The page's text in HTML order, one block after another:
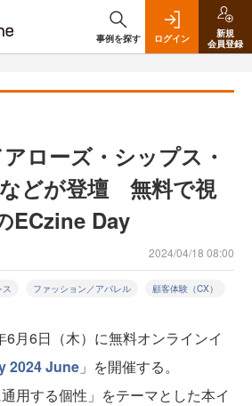
事例を探す ログイン
新規
会員登録
ローズ・シップス・
どが登壇 無料で視
ECzine Day
2024/04/18 08:00
ファッション／アパレル 顧客体験（CX）
月6日（木）に無料オンラインイ
2024 June 」を開催する。
用する個性」をテーマとした本イ